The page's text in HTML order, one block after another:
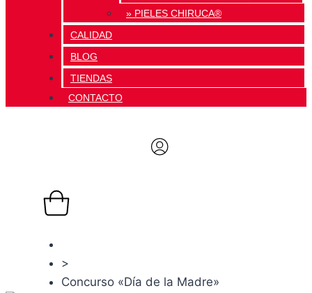
» PIELES CHIRUCA®
CALIDAD
BLOG
TIENDAS
CONTACTO
>
Concurso «Día de la Madre»